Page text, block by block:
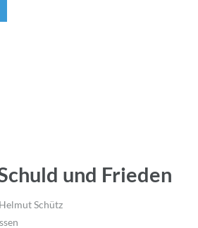
und Frieden
Helmut Schütz